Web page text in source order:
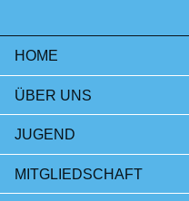
HOME
ÜBER UNS
JUGEND
MITGLIEDSCHAFT